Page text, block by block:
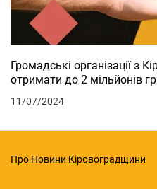
Громадські організації з
отримати до 2 мільйонів
11/07/2024
Про Новини Кіровоградщини